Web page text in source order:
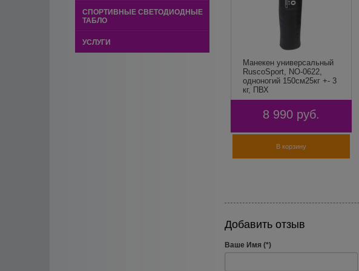
СПОРТИВНЫЕ СВЕТОДИОДНЫЕ
ТАБЛО
УСЛУГИ
Манекен универсальный
RuscoSport, NO-0622,
одноногий 150см25кг +- 3
кг, ПВХ
8 990 руб.
В корзину
Добавить отзыв
Ваше Имя (*)